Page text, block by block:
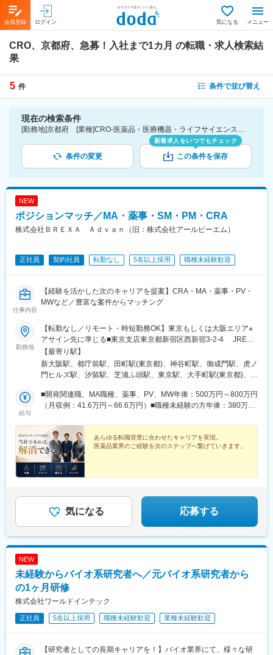
会員登録 ログイン 気になる メニュー
CRO、京都府、急募！入社まで1カ月 の転職・求人検索結
果
5 件 条件で並び替え
現在の検索条件
[勤務地]京都府 [業種]CRO-医薬品・医療機器・ライフサイエンス・医療系サービス [詳細条件](募集・採用情報)急募！入社まで1カ月
条件の変更
新着求人をいつでもチェック
この条件を保存
NEW
ポジションマッチ／MA・薬事・SM・PM・CRA
株式会社ＢＲＥＸＡ Ａｄｖａｎ（旧：株式会社アールピーエム）
正社員 契約社員 転勤なし 5名以上採用 職種未経験歓迎
仕事内容
【経験を活かした次のキャリアを提案】CRA・MA・薬事・PV・
MWなど／豊富な案件からマッチング
勤務地
【転勤なし／リモート・時短勤務OK】東京もしくは大阪エリア※
アサイン先に準じる■東京支店東京都新宿区西新宿3-2-4 JRE西
新宿テラス5F＜アクセス＞各線「新宿駅」南口より徒歩10分※地
下道「0-1」出口より徒歩1分＜クライアント先／東京都内＞港
区、千代田区、中央区、品川区、世田谷区、大田区、渋谷区、豊
タワー19F＜アクセス＞「新大阪駅」より徒歩4分＜クライアント
先／大阪府・兵庫県・京都府など＞大阪市北区、大阪市中央区、
内禁煙／アサイン先に準ずる）======POINT======★経験を活
かせる多彩なキャリアパス★キャリアチェンジ・ブランク復帰歓
迎★リモート・時短勤務相談可★年間休日127日／残業月平均10
時間程度★50代・60代の入社実績多数★嘱託社員制度あり★取引
先300社超・案件120以上
【最寄り駅】
新大阪駅、都庁前駅、田町駅(東京都)、神谷町駅、御成門駅、虎ノ
門ヒルズ駅、汐留駅、芝浦ふ頭駅、東京駅、大手町駅(東京都)、築
蒲田駅、千駄ケ谷駅、恵比寿駅、池袋駅、大阪駅、心斎橋駅、神
戸三宮駅(阪神)、渡辺橋駅、本町駅、打出駅、大阪ビジネスパーク
駅、南新宿駅、三田駅(東京都)、六本木一丁目駅、新橋駅、二重橋
前駅、築地市場駅、宝町駅(東京都)、新富町駅(東京都)、三越前
駅、大崎広小路駅、二子新地駅、京急蒲田駅、北参道駅、都電雑
司ケ谷駅、西梅田駅、東三国駅、中之島駅、阿波座駅、京橋駅(大
阪府)、肥後橋駅、梅田駅(地下鉄)、土居駅(大阪府)、松屋町駅、新
駅、月島駅、茅場町駅、五反田駅、国立競技場駅、東池袋駅、大
阪梅田駅(阪神線)、四ツ橋駅、東淀川駅、三宮・花時計前駅、大阪
城公園駅、大江橋駅、太子橋今市駅
給与
■開発関連職、MA職種、薬事、PV、MW年俸：500万円～800万円
（月収例：41.6万円～66.6万円）■職種未経験の方年俸：380万円
支給いたします。・経験・スキル等を総合的に考慮の上、算定し
ます。・残業代、交通費、出張日当は別途全額支給いたしま
す。・年齢や定年による年収変動はありません。【年収例】経験
や専門性を考慮し、ポジション・待遇を決定しています。・年収
525万円（CRA／30代前半）・年収550万円（MA／30代前半）・
あらゆる転職背景に合わせたキャリアを実現。
医薬品業界のご経験を次のステップへ繋げていきます。
気になる 応募する
NEW
未経験からバイオ系研究者へ／元バイオ系研究者から
の1ヶ月研修
株式会社ワールドインテック
正社員 5名以上採用 職種未経験歓迎 業種未経験歓迎
【研究者としての長期キャリアを！】バイオ業界にて、様々な研